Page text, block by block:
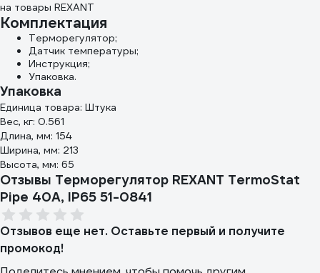
на товары REXANT
Комплектация
Терморегулятор;
Датчик температуры;
Инструкция;
Упаковка.
Упаковка
Единица товара: Штука
Вес, кг: 0.561
Длина, мм: 154
Ширина, мм: 213
Высота, мм: 65
Отзывы Терморегулятор REXANT TermoStat
Pipe 40A, IP65 51-0841
Отзывов еще нет. Оставьте первый и получите
промокод!